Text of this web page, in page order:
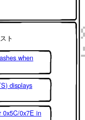
ト
when
displays
0x5C/0x7E in